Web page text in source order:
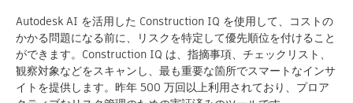
Autodesk AI を活用した Construction IQ を使用して、コストの
かかる問題になる前に、リスクを特定して優先順位を付けること
ができます。Construction IQ は、指摘事項、チェックリスト、
観察対象などをスキャンし、最も重要な箇所でスマートなインサ
イトを提供します。昨年 500 万回以上利用されており、プロア